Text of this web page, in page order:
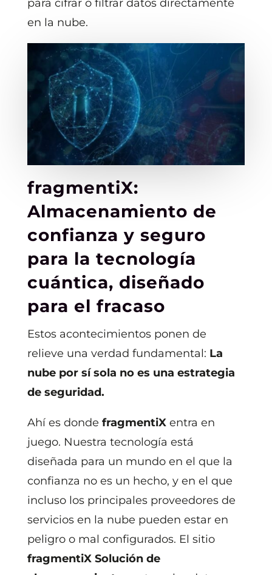
para cifrar o filtrar datos directamente
en la nube.
fragmentiX:
Almacenamiento de
confianza y seguro
para la tecnología
cuántica, diseñado
para el fracaso
Estos acontecimientos ponen de
relieve una verdad fundamental: La
nube por sí sola no es una estrategia
de seguridad.
Ahí es donde fragmentiXentra en
juego. Nuestra tecnología está
diseñada para un mundo en el que la
confianza no es un hecho, y en el que
incluso los principales proveedores de
servicios en la nube pueden estar en
peligro o mal configurados. El sitio
fragmentiX Solución de